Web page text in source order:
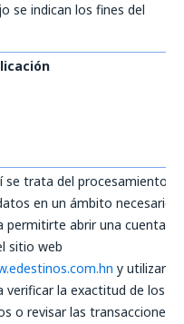
se indican los fines del
se trata del procesamiento
en un ámbito necesario
permitirte abrir una cuenta
sitio web
y utilizarla
verificar la exactitud de los
o revisar las transacciones